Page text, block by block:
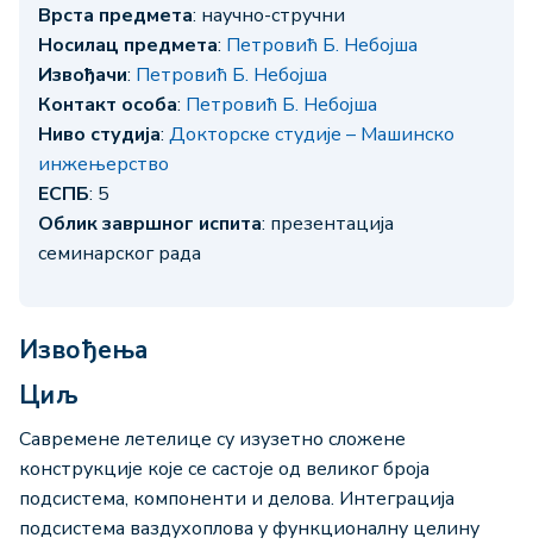
Врста предмета: научно-стручни
Носилац предмета: Петровић Б. Небојша
Извођачи: Петровић Б. Небојша
Контакт особа: Петровић Б. Небојша
Ниво студија: Докторске студије – Машинско
инжењерство
ЕСПБ: 5
Облик завршног испита: презентација
семинарског рада
Извођења
Циљ
Савремене летелице су изузетно сложене
конструкције које се састоје од великог броја
подсистема, компоненти и делова. Интеграција
подсистема ваздухоплова у функционалну целину